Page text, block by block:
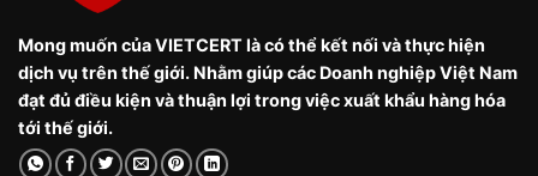
Mong muốn của VIETCERT là có thể kết nối và thực hiện
dịch vụ trên thế giới. Nhằm giúp các Doanh nghiệp Việt Nam
đạt đủ điều kiện và thuận lợi trong việc xuất khẩu hàng hóa
tới thế giới.